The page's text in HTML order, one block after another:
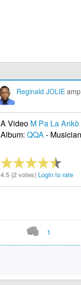
Reginald JOLIE
A Video M Pa La Ankò
Album: QQA-
4.5 (2 votes) Login to rate
1